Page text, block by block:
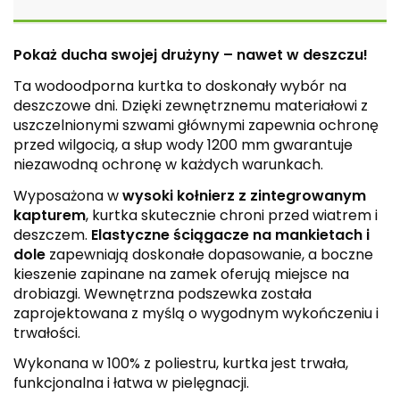
Pokaż ducha swojej drużyny – nawet w deszczu!
Ta wodoodporna kurtka to doskonały wybór na
deszczowe dni. Dzięki zewnętrznemu materiałowi z
uszczelnionymi szwami głównymi zapewnia ochronę
przed wilgocią, a słup wody 1200 mm gwarantuje
niezawodną ochronę w każdych warunkach.
Wyposażona wwysoki kołnierz z zintegrowanym
kapturem, kurtka skutecznie chroni przed wiatrem i
deszczem. Elastyczne ściągacze na mankietach i
dole zapewniają doskonałe dopasowanie, a boczne
kieszenie zapinane na zamek oferują miejsce na
drobiazgi. Wewnętrzna podszewka została
zaprojektowana z myślą o wygodnym wykończeniu i
trwałości.
Wykonana w 100% z poliestru, kurtka jest trwała,
funkcjonalna i łatwa w pielęgnacji.